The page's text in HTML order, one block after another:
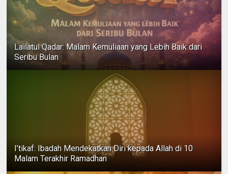
Lailatul Qadar: Malam Kemuliaan yang Lebih Baik dari
Seribu Bulan
I’tikaf: Ibadah Mendekatkan Diri kepada Allah di 10
Malam Terakhir Ramadhan